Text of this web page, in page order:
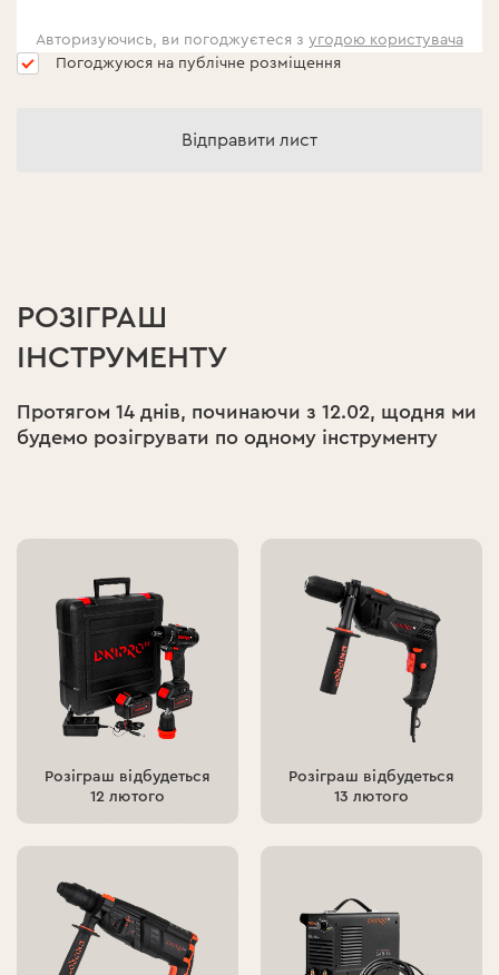
Авторизуючись, ви погоджуєтеся з угодою користувача
Погоджуюся на публічне розміщення
Відправити лист
РОЗІГРАШ
ІНСТРУМЕНТУ
Протягом 14 днів, починаючи з 12.02, щодня ми
будемо розігрувати по одному інструменту
Розіграш відбудеться
12 лютого
Розіграш відбудеться
13 лютого